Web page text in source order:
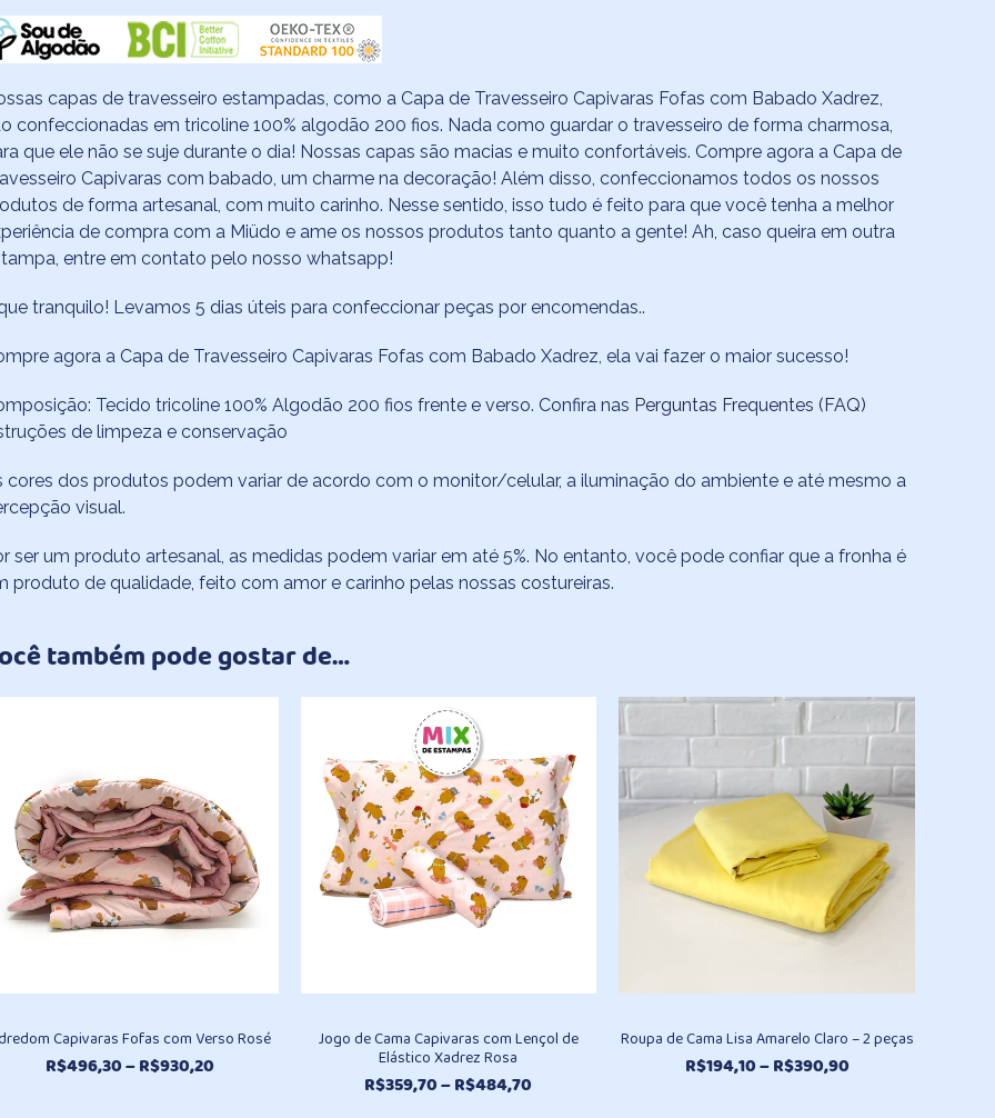
capas de travesseiro estampadas, como a Capa de Travesseiro Capivaras Fofas com Babado Xadrez,
confeccionadas em tricoline 100% algodão 200 fios. Nada como guardar o travesseiro de forma charmosa,
que ele não se suje durante o dia! Nossas capas são macias e muito confortáveis. Compre agora a Capa de
Capivaras com babado, um charme na decoração! Além disso, confeccionamos todos os nossos
de forma artesanal, com muito carinho. Nesse sentido, isso tudo é feito para que você tenha a melhor
de compra com a Miüdo e ame os nossos produtos tanto quanto a gente! Ah, caso queira em outra
entre em contato pelo nosso whatsapp!
tranquilo! Levamos 5 dias úteis para confeccionar peças por encomendas..
agora a Capa de Travesseiro Capivaras Fofas com Babado Xadrez, ela vai fazer o maior sucesso!
Tecido tricoline 100% Algodão 200 fios frente e verso. Confira nas Perguntas Frequentes (FAQ)
de limpeza e conservação
cores dos produtos podem variar de acordo com o monitor/celular, a iluminação do ambiente e até mesmo a
visual.
ser um produto artesanal, as medidas podem variar em até 5%. No entanto, você pode confiar que a fronha é
produto de qualidade, feito com amor e carinho pelas nossas costureiras.
também pode gostar de…
Capivaras Fofas com Verso Rosé
R$496,30–R$930,20
Jogo de Cama Capivaras com Lençol de
Elástico Xadrez Rosa
R$359,70–R$484,70
Roupa de Cama Lisa Amarelo Claro – 2 peças
R$194,10–R$390,90Faixa